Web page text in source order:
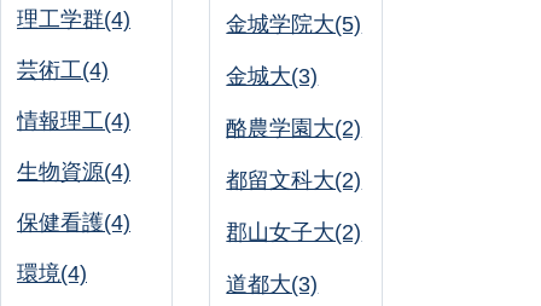
理工学群(4)
芸術工(4)
情報理工(4)
生物資源(4)
保健看護(4)
環境(4)
金城学院大(5)
金城大(3)
酪農学園大(2)
都留文科大(2)
郡山女子大(2)
道都大(3)